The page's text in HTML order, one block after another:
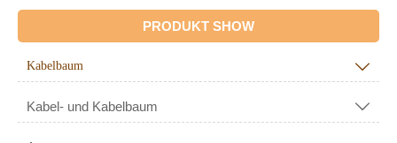
PRODUKT SHOW
Kabelbaum 
Kabel- und Kabelbaum 